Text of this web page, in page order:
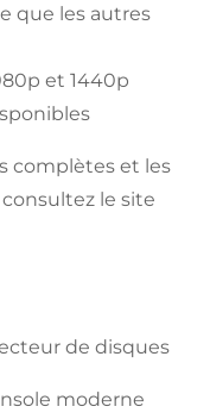
que les autres
et 1440p
complètes et les
le site
de disques
moderne